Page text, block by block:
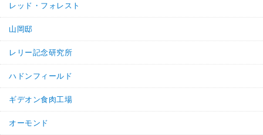
レッド・フォレスト
山岡邸
レリー記念研究所
ハドンフィールド
ギデオン食肉工場
オーモンド